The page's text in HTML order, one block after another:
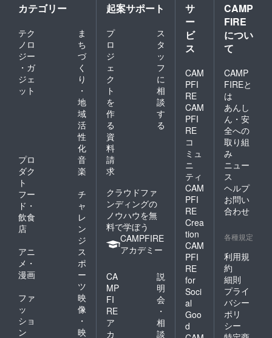
カテゴリー
テク
ノロ
ジー
・ガ
ジェ
ット
ま
ち
づ
く
り
・
地
域
活
性
化
プロ
ダク
ト
音
楽
フー
ド・
飲食
店
チ
ャ
レ
ン
ジ
アニ
メ・
漫画
ス
ポ
ー
ツ
ファ
ッ
ショ
ン
映
像
・
映
起案サポート
プ
ロ
ジ
ェ
ク
ト
を
作
る
ス
タ
ッ
フ
に
相
談
す
る
資
料
請
求
クラウドファ
ンディングの
ノウハウを無
料で学ぼう
CAMPFIRE
アカデミー
CA
MP
FI
RE
ア
カ
説
明
会
・
相
談
サ
ー
ビ
ス
CAM
PFI
RE
CAM
PFI
RE
コ
ミュ
ニ
ティ
CAM
PFI
RE
Crea
tion
CAM
PFI
RE
for
Soci
al
Goo
d
CAMP
FIRE
につい
て
CAMP
FIREと
は
あんし
ん・安
全への
取り組
み
ニュー
ス
ヘルプ
お問い
合わせ
各種規定
利用規
約
細則
プライ
バシー
ポリ
シー